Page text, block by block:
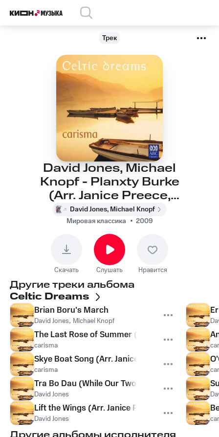
Трек
David Jones, Michael
Knopf - Planxty Burke
(Arr. Janice Preece,
David Jones & Michael
Knopf)
David Jones, Michael Knopf
Мировая классика
2009
Скачать Слушать Нравится
Другие треки альбома
Celtic Dreams
Brian Boru's March
David Jones, Michael Knopf
The Last Rose of Summer (Arr. Janice Preece)
carisma
Skye Boat Song (Arr. Janice Preece)
carisma
Tra Bo Dau (While Our Two Hearts Remain)
David Jones
Lift the Wings (Arr. Janice Preece)
David Jones